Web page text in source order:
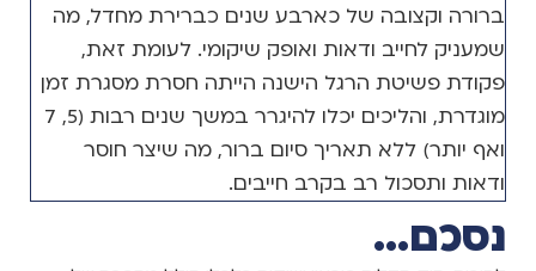
ברורה וקצובה של כארבע שנים כברירת מחדל, מה
שמעניק לחייב ודאות ואופק שיקומי. לעומת זאת,
פקודת פשיטת הרגל הישנה הייתה חסרת מסגרת זמן
מוגדרת, והליכים יכלו להיגרר במשך שנים רבות (5, 7
ואף יותר) ללא תאריך סיום ברור, מה שיצר חוסר
ודאות ותסכול רב בקרב חייבים.
נסכם...